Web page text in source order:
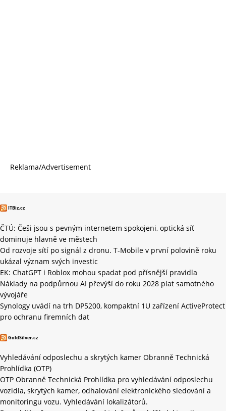
Reklama/Advertisement
ITBiz.cz
ČTÚ: Češi jsou s pevným internetem spokojeni, optická síť
dominuje hlavně ve městech
Od rozvoje sítí po signál z dronu. T-Mobile v první polovině roku
ukázal význam svých investic
EK: ChatGPT i Roblox mohou spadat pod přísnější pravidla
Náklady na podpůrnou AI převýší do roku 2028 plat samotného
vývojáře
Synology uvádí na trh DP5200, kompaktní 1U zařízení ActiveProtect
pro ochranu firemních dat
GoldSilver.cz
Vyhledávání odposlechu a skrytých kamer Obranně Technická
Prohlídka (OTP)
OTP Obranně Technická Prohlídka pro vyhledávání odposlechu
vozidla, skrytých kamer, odhalování elektronického sledování a
monitoringu vozu. Vyhledávání lokalizátorů.